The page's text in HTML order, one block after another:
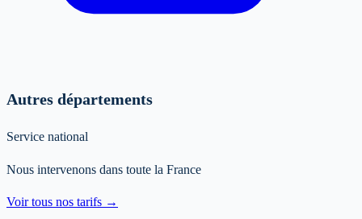
Autres départements
Service national
Nous intervenons dans toute la France
Voir tous nos tarifs →